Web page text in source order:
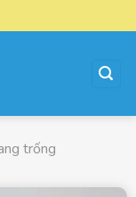
trống